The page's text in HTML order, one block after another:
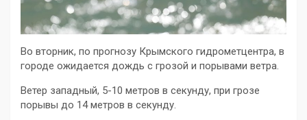
Во вторник, по прогнозу Крымского гидрометцентра, в
городе ожидается дождь с грозой и порывами ветра.
Ветер западный, 5-10 метров в секунду, при грозе
порывы до 14 метров в секунду.